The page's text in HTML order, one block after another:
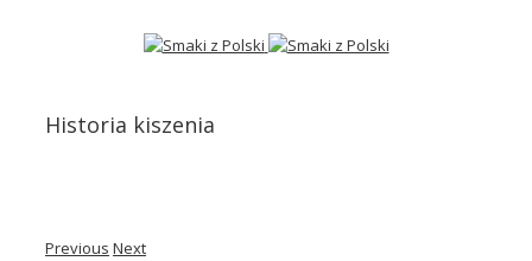
Historia kiszenia
Previous Next